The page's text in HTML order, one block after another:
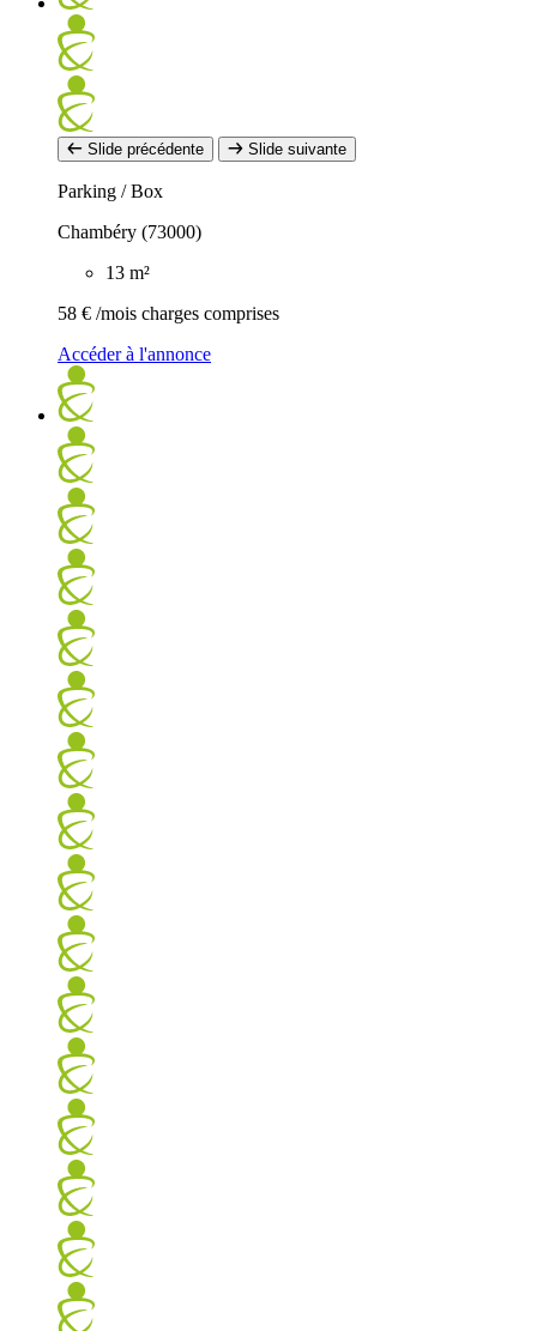
Slide précédente Slide suivante
Parking / Box
Chambéry (73000)
13 m²
58 € /mois charges comprises
Accéder à l'annonce